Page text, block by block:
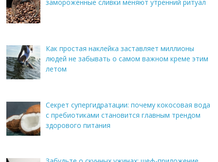
замороженные сливки меняют утренний ритуал
Как простая наклейка заставляет миллионы
людей не забывать о самом важном креме этим
летом
Секрет супергидратации: почему кокосовая вода
с пребиотиками становится главным трендом
здорового питания